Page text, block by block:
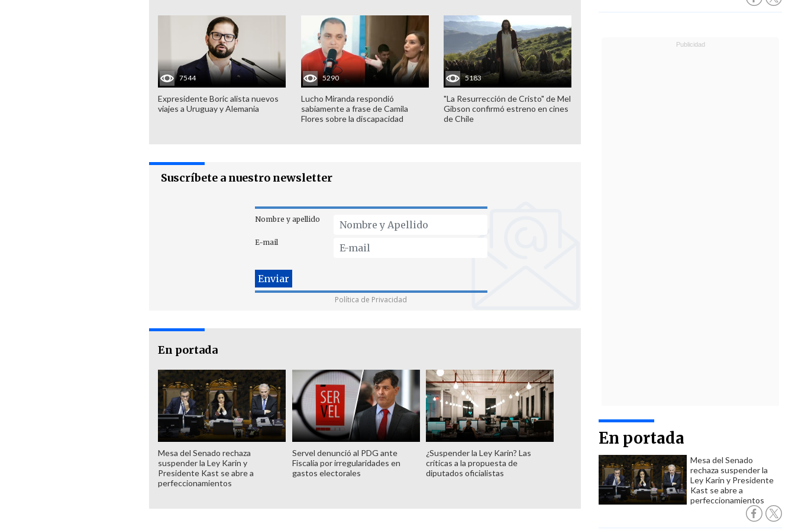
En portada
Mesa del Senado
rechaza suspender la
Ley Karin y Presidente
Kast se abre a
perfeccionamientos
7544
Expresidente Boric alista nuevos
viajes a Uruguay y Alemania
5290
Lucho Miranda respondió
sabiamente a frase de Camila
Flores sobre la discapacidad
5183
"La Resurrección de Cristo" de Mel
Gibson confirmó estreno en cines
de Chile
Suscríbete a nuestro newsletter
Nombre y apellido
E-mail
Política de Privacidad
En portada
Mesa del Senado rechaza
suspender la Ley Karin y
Presidente Kast se abre a
perfeccionamientos
Servel denunció al PDG ante
Fiscalía por irregularidades en
gastos electorales
¿Suspender la Ley Karin? Las
críticas a la propuesta de
diputados oficialistas